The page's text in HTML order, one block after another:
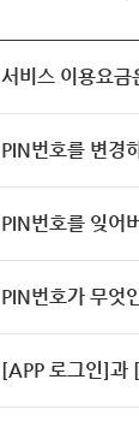
서비스 이용요금
PIN번호를 변경
PIN번호를 잊어
PIN번호가 무엇
[APP 로그인]과